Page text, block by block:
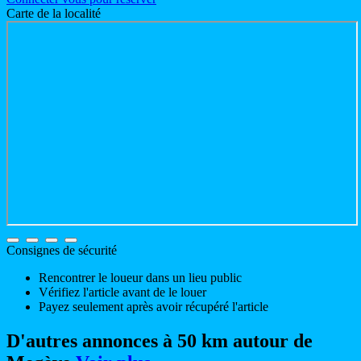
Carte de la localité
Consignes de sécurité
Rencontrer le loueur dans un lieu public
Vérifiez l'article avant de le louer
Payez seulement après avoir récupéré l'article
D'autres annonces à 50 km autour de